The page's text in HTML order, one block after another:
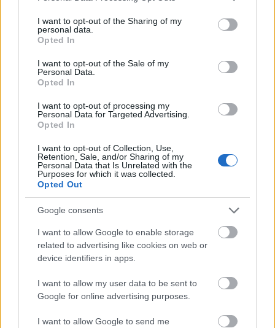
not limited to your visit or usage behaviour. You may click to
grant or deny consent to Google and its third-party tags to
use your data for below specified purposes in below Google
consent section.
I want to opt-out of the Sharing of my
personal data.
Opted In
I want to opt-out of the Sale of my
Personal Data.
Opted In
I want to opt-out of processing my
Personal Data for Targeted Advertising.
Opted In
I want to opt-out of Collection, Use,
Retention, Sale, and/or Sharing of my
Personal Data that Is Unrelated with the
Purposes for which it was collected.
Opted Out
Google consents
I want to allow Google to enable storage
related to advertising like cookies on web or
device identifiers in apps.
I want to allow my user data to be sent to
Google for online advertising purposes.
I want to allow Google to send me
baj a motorok füstje miatt.
És ilyen kék órában megérkezni a fonyódi kikötőbe,
kedvenc szakállas sorompómtól
Bár évtizedeken át csak kívülről láttam őket, most
már utasként is tudom, hogy csípem ezeket a
szögletes hajókat!